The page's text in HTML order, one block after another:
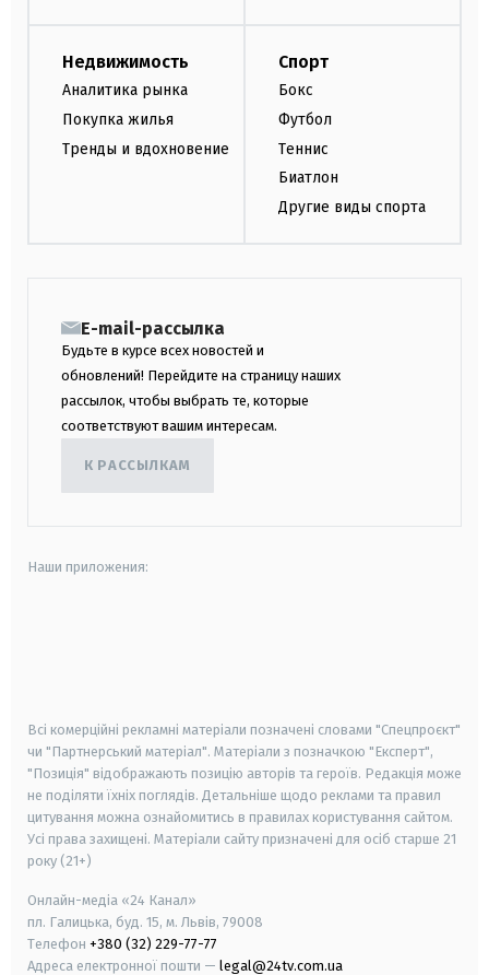
Недвижимость
Аналитика рынка
Покупка жилья
Тренды и вдохновение
Спорт
Бокс
Футбол
Теннис
Биатлон
Другие виды спорта
E-mail-рассылка
Будьте в курсе всех новостей и
обновлений! Перейдите на страницу наших
рассылок, чтобы выбрать те, которые
соответствуют вашим интересам.
К РАССЫЛКАМ
Наши приложения:
Всі комерційні рекламні матеріали позначені словами "Спецпроєкт"
чи "Партнерський матеріал". Матеріали з позначкою "Експерт",
"Позиція" відображають позицію авторів та героїв. Редакція може
не поділяти їхніх поглядів. Детальніше щодо реклами та правил
цитування можна ознайомитись в правилах користування сайтом.
Усі права захищені. Матеріали сайту призначені для осіб старше 21
року (21+)
Онлайн-медіа «24 Канал»
пл. Галицька, буд. 15, м. Львів, 79008
Телефон +380 (32) 229-77-77
Адреса електронної пошти — legal@24tv.com.ua